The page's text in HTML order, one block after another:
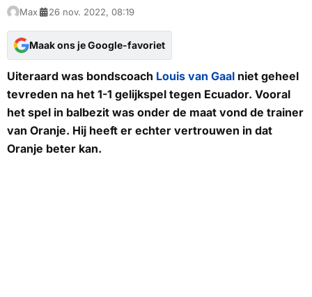
Max 26 nov. 2022, 08:19
Maak ons je Google-favoriet
Uiteraard was bondscoach Louis van Gaal niet geheel
tevreden na het 1-1 gelijkspel tegen Ecuador. Vooral
het spel in balbezit was onder de maat vond de trainer
van Oranje. Hij heeft er echter vertrouwen in dat
Oranje beter kan.